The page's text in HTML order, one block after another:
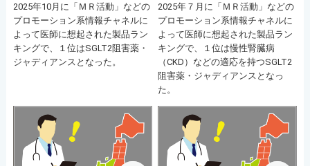
2025年10月に「ＭＲ活動」などの
プロモーション系情報チャネルに
よって医師に想起された製品ラン
キングで、１位はSGLT2阻害薬・
ジャディアンスとなった。
2025年７月に「ＭＲ活動」などの
プロモーション系情報チャネルに
よって医師に想起された製品ラン
キングで、１位は慢性腎臓病
（CKD）などの適応を持つSGLT2
阻害薬・ジャディアンスとなっ
た。